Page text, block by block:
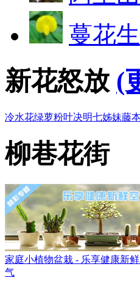
蔓花生
新花怒放 (
冷水花绿萝粉叶决明七姊妹藤
柳巷花街
家庭小植物盆栽 - 乐享健康新
气